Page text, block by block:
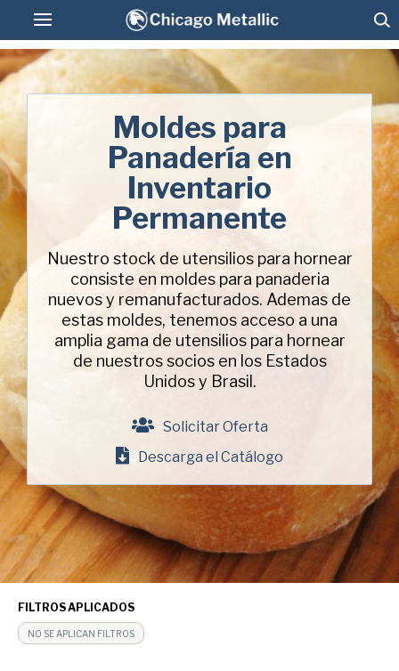
Moldes para Panadería en Inventario
Permanente
Mantenimiento, Lavado y Recubrimiento
Antiadherente
Conectar
American Pan
Synova
Turbel
USA Pan
Moldes para
Panadería en
Inventario
Permanente
Nuestro stock de utensilios para hornear
consiste en moldes para panaderia
nuevos y remanufacturados. Ademas de
estas moldes, tenemos acceso a una
amplia gama de utensilios para hornear
de nuestros socios en los Estados
Unidos y Brasil.
Solicitar Oferta
Descarga el Catálogo
FILTROS APLICADOS
NO SE APLICAN FILTROS